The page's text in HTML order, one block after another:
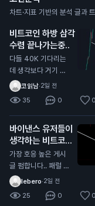
차트·지표 기반의 분석 글과
비트코인 하방 삼각
수렴 끝나가는중..
다들 40K 기다리는
데 생각보다 거기 안
올수도 있음 내가 한
국,해외 전부 커뮤 둘
러본 결과 그 자리에
서 풀매수 기다리는
개미들이 너무많음
코읽남·2일 전
35 0 0
바이낸스 유저들이
생각하는 비트코인
바닥
가장 호응 높은 게시
글 펌합니다.. 패럴 채
널안에서 하방으로 밀
리는중인데 패럴 중단
맞고 올라갈거라는 의
lebero·2일 전
25 0 0